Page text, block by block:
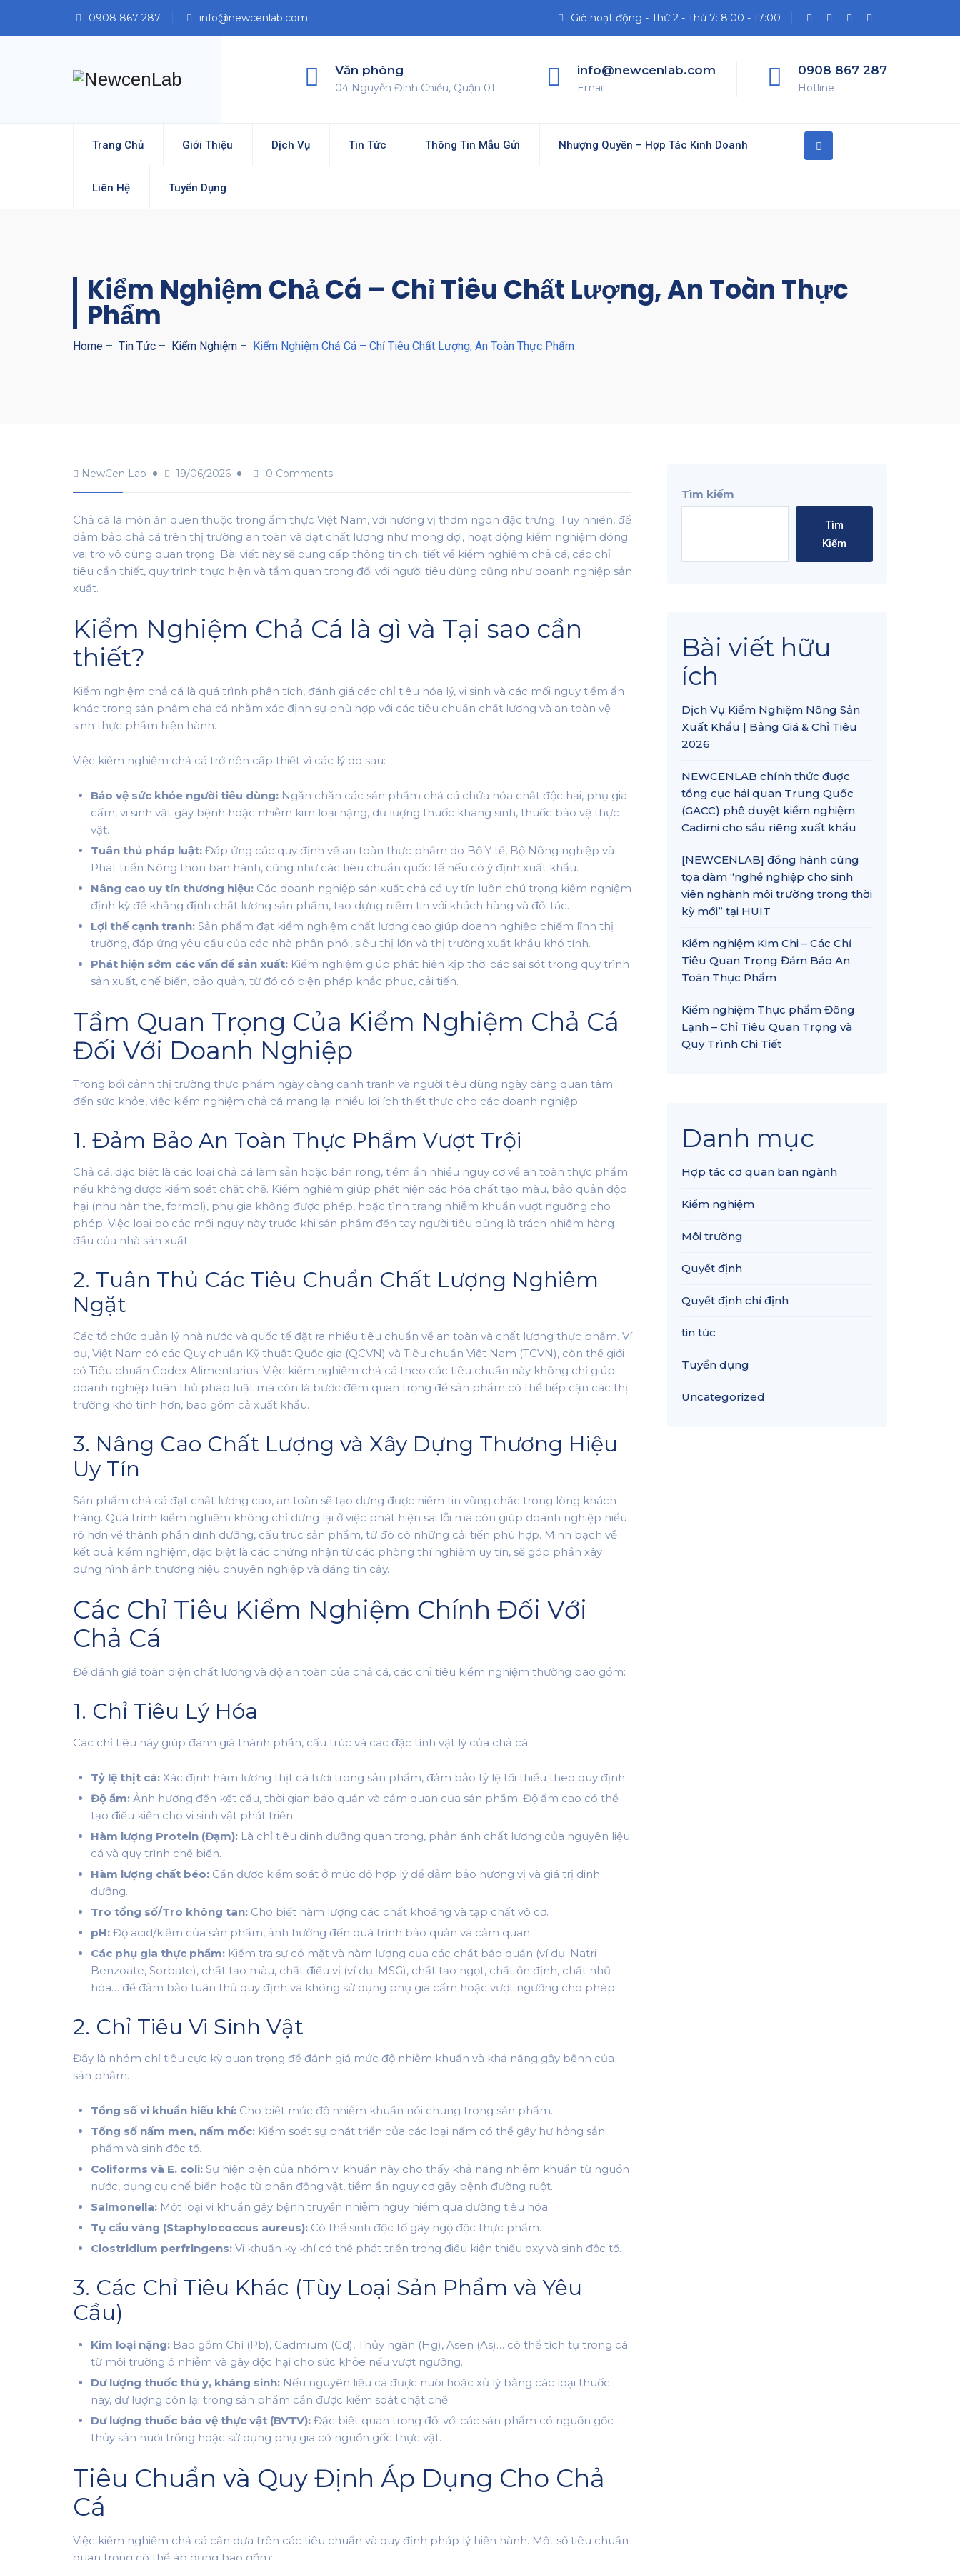
0908 867 287 info@newcenlab.com Giờ hoạt động - Thứ 2 - Thứ 7: 8:00 - 17:00
Văn phòng
04 Nguyễn Đình Chiểu, Quận 01
info@newcenlab.com
Email
0908 867 287
Hotline
Trang Chủ Giới Thiệu Dịch Vụ Tin Tức Thông Tin Mẫu Gửi Nhượng Quyền – Hợp Tác Kinh Doanh
Liên Hệ Tuyển Dụng
Kiểm Nghiệm Chả Cá – Chỉ Tiêu Chất Lượng, An Toàn Thực
Phẩm
Home – Tin Tức – Kiểm Nghiệm – Kiểm Nghiệm Chả Cá – Chỉ Tiêu Chất Lượng, An Toàn Thực Phẩm
NewCen Lab 19/06/2026 0 Comments
Chả cá là món ăn quen thuộc trong ẩm thực Việt Nam, với hương vị thơm ngon đặc trưng. Tuy nhiên, để
đảm bảo chả cá trên thị trường an toàn và đạt chất lượng như mong đợi, hoạt động kiểm nghiệm đóng
vai trò vô cùng quan trọng. Bài viết này sẽ cung cấp thông tin chi tiết về kiểm nghiệm chả cá, các chỉ
tiêu cần thiết, quy trình thực hiện và tầm quan trọng đối với người tiêu dùng cũng như doanh nghiệp sản
xuất.
Kiểm Nghiệm Chả Cá là gì và Tại sao cần
thiết?
Kiểm nghiệm chả cá là quá trình phân tích, đánh giá các chỉ tiêu hóa lý, vi sinh và các mối nguy tiềm ẩn
khác trong sản phẩm chả cá nhằm xác định sự phù hợp với các tiêu chuẩn chất lượng và an toàn vệ
sinh thực phẩm hiện hành.
Việc kiểm nghiệm chả cá trở nên cấp thiết vì các lý do sau:
Bảo vệ sức khỏe người tiêu dùng: Ngăn chặn các sản phẩm chả cá chứa hóa chất độc hại, phụ gia
cấm, vi sinh vật gây bệnh hoặc nhiễm kim loại nặng, dư lượng thuốc kháng sinh, thuốc bảo vệ thực
vật.
Tuân thủ pháp luật: Đáp ứng các quy định về an toàn thực phẩm do Bộ Y tế, Bộ Nông nghiệp và
Phát triển Nông thôn ban hành, cũng như các tiêu chuẩn quốc tế nếu có ý định xuất khẩu.
Nâng cao uy tín thương hiệu: Các doanh nghiệp sản xuất chả cá uy tín luôn chú trọng kiểm nghiệm
định kỳ để khẳng định chất lượng sản phẩm, tạo dựng niềm tin với khách hàng và đối tác.
Lợi thế cạnh tranh: Sản phẩm đạt kiểm nghiệm chất lượng cao giúp doanh nghiệp chiếm lĩnh thị
trường, đáp ứng yêu cầu của các nhà phân phối, siêu thị lớn và thị trường xuất khẩu khó tính.
Phát hiện sớm các vấn đề sản xuất: Kiểm nghiệm giúp phát hiện kịp thời các sai sót trong quy trình
sản xuất, chế biến, bảo quản, từ đó có biện pháp khắc phục, cải tiến.
Tầm Quan Trọng Của Kiểm Nghiệm Chả Cá
Đối Với Doanh Nghiệp
Trong bối cảnh thị trường thực phẩm ngày càng cạnh tranh và người tiêu dùng ngày càng quan tâm
đến sức khỏe, việc kiểm nghiệm chả cá mang lại nhiều lợi ích thiết thực cho các doanh nghiệp:
1. Đảm Bảo An Toàn Thực Phẩm Vượt Trội
Chả cá, đặc biệt là các loại chả cá làm sẵn hoặc bán rong, tiềm ẩn nhiều nguy cơ về an toàn thực phẩm
nếu không được kiểm soát chặt chẽ. Kiểm nghiệm giúp phát hiện các hóa chất tạo màu, bảo quản độc
hại (như hàn the, formol), phụ gia không được phép, hoặc tình trạng nhiễm khuẩn vượt ngưỡng cho
phép. Việc loại bỏ các mối nguy này trước khi sản phẩm đến tay người tiêu dùng là trách nhiệm hàng
đầu của nhà sản xuất.
2. Tuân Thủ Các Tiêu Chuẩn Chất Lượng Nghiêm
Ngặt
Các tổ chức quản lý nhà nước và quốc tế đặt ra nhiều tiêu chuẩn về an toàn và chất lượng thực phẩm. Ví
dụ, Việt Nam có các Quy chuẩn Kỹ thuật Quốc gia (QCVN) và Tiêu chuẩn Việt Nam (TCVN), còn thế giới
có Tiêu chuẩn Codex Alimentarius. Việc kiểm nghiệm chả cá theo các tiêu chuẩn này không chỉ giúp
doanh nghiệp tuân thủ pháp luật mà còn là bước đệm quan trọng để sản phẩm có thể tiếp cận các thị
trường khó tính hơn, bao gồm cả xuất khẩu.
3. Nâng Cao Chất Lượng và Xây Dựng Thương Hiệu
Uy Tín
Sản phẩm chả cá đạt chất lượng cao, an toàn sẽ tạo dựng được niềm tin vững chắc trong lòng khách
hàng. Quá trình kiểm nghiệm không chỉ dừng lại ở việc phát hiện sai lỗi mà còn giúp doanh nghiệp hiểu
rõ hơn về thành phần dinh dưỡng, cấu trúc sản phẩm, từ đó có những cải tiến phù hợp. Minh bạch về
kết quả kiểm nghiệm, đặc biệt là các chứng nhận từ các phòng thí nghiệm uy tín, sẽ góp phần xây
dựng hình ảnh thương hiệu chuyên nghiệp và đáng tin cậy.
Các Chỉ Tiêu Kiểm Nghiệm Chính Đối Với
Chả Cá
Để đánh giá toàn diện chất lượng và độ an toàn của chả cá, các chỉ tiêu kiểm nghiệm thường bao gồm:
1. Chỉ Tiêu Lý Hóa
Các chỉ tiêu này giúp đánh giá thành phần, cấu trúc và các đặc tính vật lý của chả cá.
Tỷ lệ thịt cá: Xác định hàm lượng thịt cá tươi trong sản phẩm, đảm bảo tỷ lệ tối thiểu theo quy định.
Độ ẩm: Ảnh hưởng đến kết cấu, thời gian bảo quản và cảm quan của sản phẩm. Độ ẩm cao có thể
tạo điều kiện cho vi sinh vật phát triển.
Hàm lượng Protein (Đạm): Là chỉ tiêu dinh dưỡng quan trọng, phản ánh chất lượng của nguyên liệu
cá và quy trình chế biến.
Hàm lượng chất béo: Cần được kiểm soát ở mức độ hợp lý để đảm bảo hương vị và giá trị dinh
dưỡng.
Tro tổng số/Tro không tan: Cho biết hàm lượng các chất khoáng và tạp chất vô cơ.
pH: Độ acid/kiềm của sản phẩm, ảnh hưởng đến quá trình bảo quản và cảm quan.
Các phụ gia thực phẩm: Kiểm tra sự có mặt và hàm lượng của các chất bảo quản (ví dụ: Natri
Benzoate, Sorbate), chất tạo màu, chất điều vị (ví dụ: MSG), chất tạo ngọt, chất ổn định, chất nhũ
hóa… để đảm bảo tuân thủ quy định và không sử dụng phụ gia cấm hoặc vượt ngưỡng cho phép.
2. Chỉ Tiêu Vi Sinh Vật
Đây là nhóm chỉ tiêu cực kỳ quan trọng để đánh giá mức độ nhiễm khuẩn và khả năng gây bệnh của
sản phẩm.
Tổng số vi khuẩn hiếu khí: Cho biết mức độ nhiễm khuẩn nói chung trong sản phẩm.
Tổng số nấm men, nấm mốc: Kiểm soát sự phát triển của các loại nấm có thể gây hư hỏng sản
phẩm và sinh độc tố.
Coliforms và E. coli: Sự hiện diện của nhóm vi khuẩn này cho thấy khả năng nhiễm khuẩn từ nguồn
nước, dụng cụ chế biến hoặc từ phân động vật, tiềm ẩn nguy cơ gây bệnh đường ruột.
Salmonella: Một loại vi khuẩn gây bệnh truyền nhiễm nguy hiểm qua đường tiêu hóa.
Tụ cầu vàng (Staphylococcus aureus): Có thể sinh độc tố gây ngộ độc thực phẩm.
Clostridium perfringens: Vi khuẩn kỵ khí có thể phát triển trong điều kiện thiếu oxy và sinh độc tố.
3. Các Chỉ Tiêu Khác (Tùy Loại Sản Phẩm và Yêu
Cầu)
Kim loại nặng: Bao gồm Chì (Pb), Cadmium (Cd), Thủy ngân (Hg), Asen (As)… có thể tích tụ trong cá
từ môi trường ô nhiễm và gây độc hại cho sức khỏe nếu vượt ngưỡng.
Dư lượng thuốc thú y, kháng sinh: Nếu nguyên liệu cá được nuôi hoặc xử lý bằng các loại thuốc
này, dư lượng còn lại trong sản phẩm cần được kiểm soát chặt chẽ.
Dư lượng thuốc bảo vệ thực vật (BVTV): Đặc biệt quan trọng đối với các sản phẩm có nguồn gốc
thủy sản nuôi trồng hoặc sử dụng phụ gia có nguồn gốc thực vật.
Tiêu Chuẩn và Quy Định Áp Dụng Cho Chả
Cá
Việc kiểm nghiệm chả cá cần dựa trên các tiêu chuẩn và quy định pháp lý hiện hành. Một số tiêu chuẩn
Tìm kiếm
Tìm
Kiếm
Bài viết hữu
ích
Dịch Vụ Kiểm Nghiệm Nông Sản
Xuất Khẩu | Bảng Giá & Chỉ Tiêu
2026
NEWCENLAB chính thức được
tổng cục hải quan Trung Quốc
(GACC) phê duyệt kiểm nghiệm
Cadimi cho sầu riêng xuất khẩu
[NEWCENLAB] đồng hành cùng
tọa đàm “nghề nghiệp cho sinh
viên nghành môi trường trong thời
kỳ mới” tại HUIT
Kiểm nghiệm Kim Chi – Các Chỉ
Tiêu Quan Trọng Đảm Bảo An
Toàn Thực Phẩm
Kiểm nghiệm Thực phẩm Đông
Lạnh – Chỉ Tiêu Quan Trọng và
Quy Trình Chi Tiết
Danh mục
Hợp tác cơ quan ban ngành
Kiểm nghiệm
Môi trường
Quyết định
Quyết định chỉ định
tin tức
Tuyển dụng
Uncategorized